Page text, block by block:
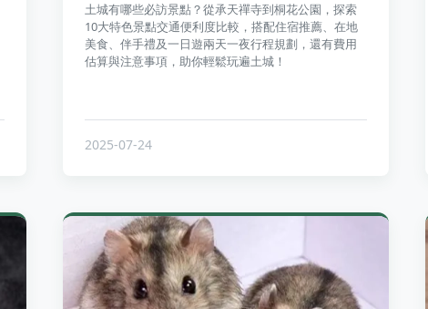
土城有哪些必訪景點？從承天禪寺到桐花公園，探索
10大特色景點交通便利度比較，搭配住宿推薦、在地
美食、伴手禮及一日遊兩天一夜行程規劃，還有費用
估算與注意事項，助你輕鬆玩遍土城！
2025-07-24